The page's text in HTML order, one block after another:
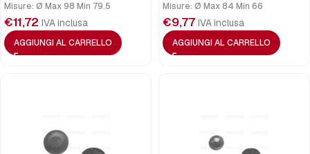
Misure: Ø Max 98 Min 79.5
€11,72 IVA inclusa
AGGIUNGI AL CARRELLO
Misure: Ø Max 84 Min 66
€9,77 IVA inclusa
AGGIUNGI AL CARRELLO